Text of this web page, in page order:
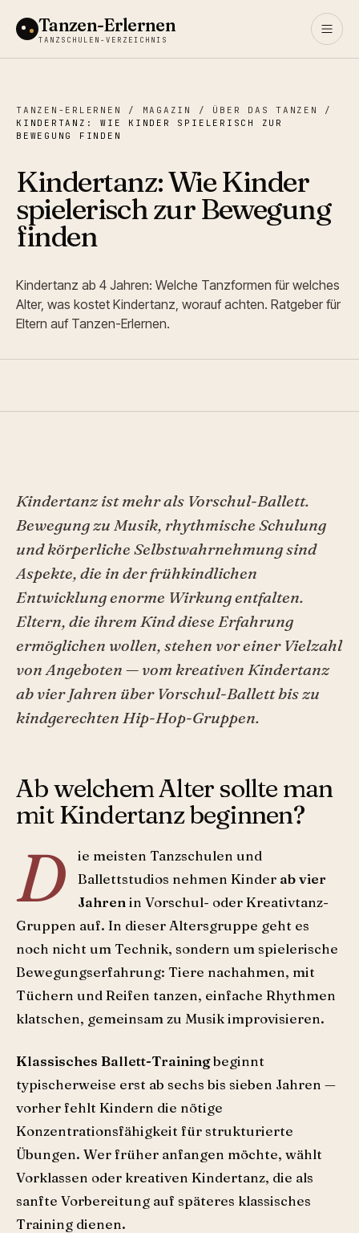
Tanzen-Erlernen
TANZSCHULEN-VERZEICHNIS
TANZEN-ERLERNEN / MAGAZIN / ÜBER DAS TANZEN
/
KINDERTANZ: WIE KINDER SPIELERISCH ZUR
BEWEGUNG FINDEN
Kindertanz: Wie Kinder
spielerisch zur Bewegung
finden
Kindertanz ab 4 Jahren: Welche Tanzformen für welches
Alter, was kostet Kindertanz, worauf achten. Ratgeber für
Eltern auf Tanzen-Erlernen.
Kindertanz ist mehr als Vorschul-Ballett.
Bewegung zu Musik, rhythmische Schulung
und körperliche Selbstwahrnehmung sind
Aspekte, die in der frühkindlichen
Entwicklung enorme Wirkung entfalten.
Eltern, die ihrem Kind diese Erfahrung
ermöglichen wollen, stehen vor einer Vielzahl
von Angeboten — vom kreativen Kindertanz
ab vier Jahren über Vorschul-Ballett bis zu
kindgerechten Hip-Hop-Gruppen.
Ab welchem Alter sollte man
mit Kindertanz beginnen?
D
ie meisten Tanzschulen und
Ballettstudios nehmen Kinder ab vier
Jahren in Vorschul- oder Kreativtanz-
Gruppen auf. In dieser Altersgruppe geht es
noch nicht um Technik, sondern um spielerische
Bewegungserfahrung: Tiere nachahmen, mit
Tüchern und Reifen tanzen, einfache Rhythmen
klatschen, gemeinsam zu Musik improvisieren.
Klassisches Ballett-Trainingbeginnt
typischerweise erst ab sechs bis sieben Jahren —
vorher fehlt Kindern die nötige
Konzentrationsfähigkeit für strukturierte
Übungen. Wer früher anfangen möchte, wählt
Vorklassen oder kreativen Kindertanz, die als
sanfte Vorbereitung auf späteres klassisches
Training dienen.